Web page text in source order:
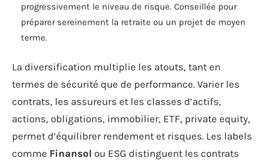
progressivement le niveau de risque. Conseillée pour
préparer sereinement la retraite ou un projet de moyen
terme.
La diversification multiplie les atouts, tant en
termes de sécurité que de performance. Varier les
contrats, les assureurs et les classes d’actifs,
actions, obligations, immobilier, ETF, private equity,
permet d’équilibrer rendement et risques. Les labels
comme Finansol ou ESG distinguent les contrats